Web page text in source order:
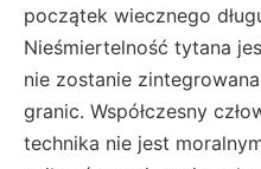
początek wiecznego
Nieśmiertelność tytana
nie zostanie
granic. Współczesny
technika nie jest